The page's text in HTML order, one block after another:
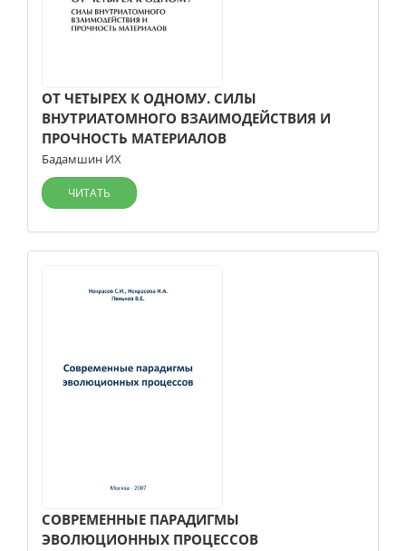
ОТ ЧЕТЫРЕХ К ОДНОМУ. СИЛЫ
ВНУТРИАТОМНОГО ВЗАИМОДЕЙСТВИЯ И
ПРОЧНОСТЬ МАТЕРИАЛОВ
Бадамшин ИХ
ЧИТАТЬ
СОВРЕМЕННЫЕ ПАРАДИГМЫ
ЭВОЛЮЦИОННЫХ ПРОЦЕССОВ